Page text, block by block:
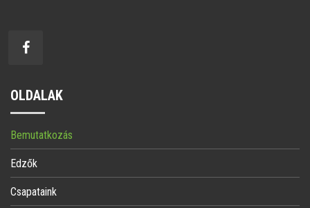
OLDALAK
Bemutatkozás
Edzők
Csapataink